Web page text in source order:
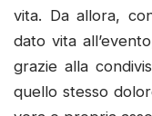
vita. Da allora,
dato vita
grazie alla
quello stesso